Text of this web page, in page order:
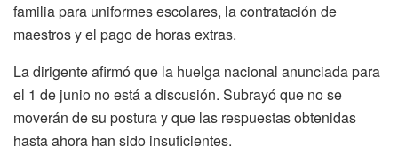
familia para uniformes escolares, la contratación de
maestros y el pago de horas extras.
La dirigente afirmó que la huelga nacional anunciada para
el 1 de junio no está a discusión. Subrayó que no se
moverán de su postura y que las respuestas obtenidas
hasta ahora han sido insuficientes.